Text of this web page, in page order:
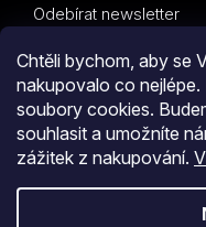
Chtěli bychom, aby se
nakupovalo co
soubory cookies.
souhlasit a umožníte
zážitek z nakupování.
Odebírat newsletter
Vložte svůj e-mail a my
nových produktech na
E-mail
obchodními